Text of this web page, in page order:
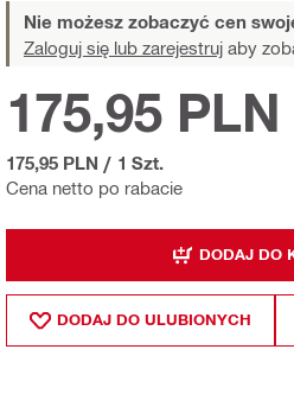
Nie możesz zobaczyć cen
Zaloguj się lub zarejestruj aby
Cena netto po rabacie
175,95 PLN
175,95 PLN / 1 Szt.
DODAJ DO
DODAJ DO ULUBIONYCH